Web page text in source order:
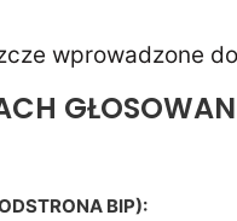
wprowadzone
BIP):